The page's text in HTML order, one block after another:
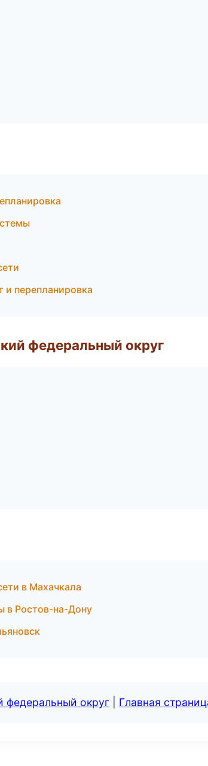
перепланировка
федеральный округ
в Махачкала
в Ростов-на-Дону
федеральный округ Главная